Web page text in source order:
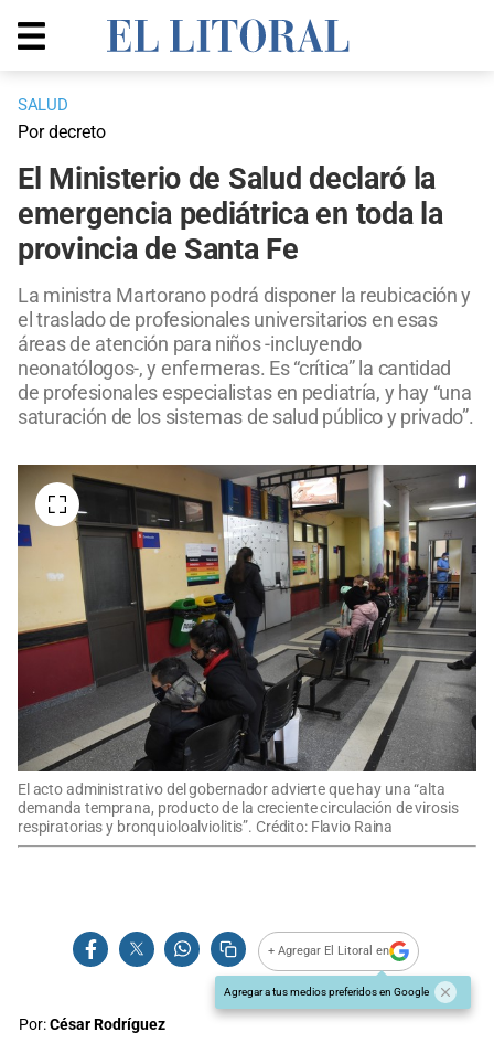
SALUD
Por decreto
El Ministerio de Salud declaró la
emergencia pediátrica en toda la
provincia de Santa Fe
La ministra Martorano podrá disponer la reubicación y
el traslado de profesionales universitarios en esas
áreas de atención para niños -incluyendo
neonatólogos-, y enfermeras. Es “crítica” la cantidad
de profesionales especialistas en pediatría, y hay “una
saturación de los sistemas de salud público y privado”.
El acto administrativo del gobernador advierte que hay una “alta
demanda temprana, producto de la creciente circulación de virosis
respiratorias y bronquioloalviolitis”. Crédito: Flavio Raina
+ Agregar El Litoral en
Agregar a tus medios preferidos en Google
Por:César Rodríguez